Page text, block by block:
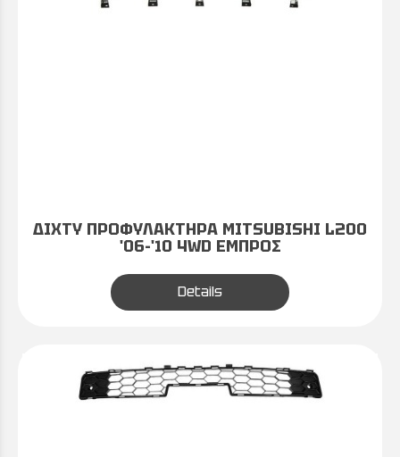
ΔΙΧΤΥ ΠΡΟΦΥΛΑΚΤΗΡΑ MITSUBISHI L200
'06-'10 4WD ΕΜΠΡΟΣ
Details